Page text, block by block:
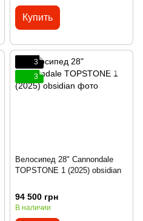
Купить
3
3
Велосипед 28" Cannondale
TOPSTONE 1 (2025) obsidian
94 500 грн
В наличии